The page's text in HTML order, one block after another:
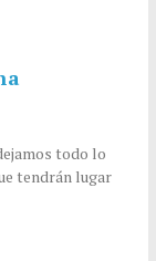
todo lo
tendrán lugar